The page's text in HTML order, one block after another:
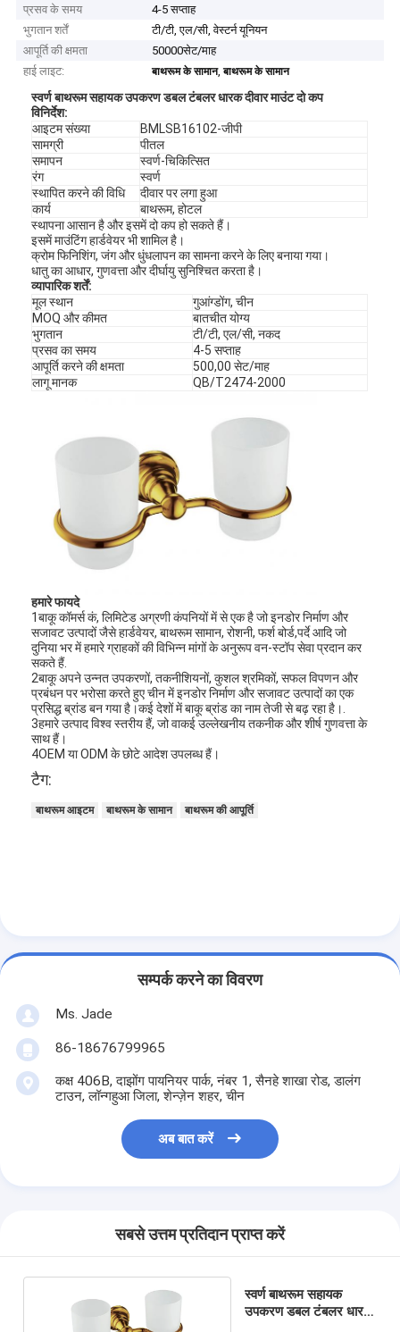
वीडियो
प्रसव के समय
4-5 सप्ताह
भुगतान शर्तें
टी/टी, एल/सी, वेस्टर्न यूनियन
आपूर्ति की क्षमता
50000सेट/माह
हाई लाइट:
बाथरूम के सामान,बाथरूम के सामान
स्वर्ण बाथरूम सहायक उपकरण डबल टंबलर धारक दीवार माउंट दो कप
विनिर्देश:
आइटम संख्या
BMLSB16102-जीपी
सामग्री
पीतल
समापन
स्वर्ण-चिकित्सित
रंग
स्वर्ण
स्थापित करने की विधि
दीवार पर लगा हुआ
कार्य
बाथरूम, होटल
स्थापना आसान है और इसमें दो कप हो सकते हैं।
इसमें माउंटिंग हार्डवेयर भी शामिल है।
क्रोम फिनिशिंग, जंग और धुंधलापन का सामना करने के लिए बनाया गया।
धातु का आधार, गुणवत्ता और दीर्घायु सुनिश्चित करता है।
व्यापारिक शर्तें:
मूल स्थान
गुआंग्डोंग, चीन
MOQ और कीमत
बातचीत योग्य
भुगतान
टी/टी, एल/सी, नकद
प्रसव का समय
4-5 सप्ताह
आपूर्ति करने की क्षमता
500,00 सेट/माह
लागू मानक
QB/T2474-2000
हमारे फायदे
1बाकू कॉमर्स कं, लिमिटेड अग्रणी कंपनियों में से एक है जो इनडोर निर्माण और
सजावट उत्पादों जैसे हार्डवेयर, बाथरूम सामान, रोशनी, फर्श बोर्ड,पर्दे आदि जो
दुनिया भर में हमारे ग्राहकों की विभिन्न मांगों के अनुरूप वन-स्टॉप सेवा प्रदान कर
सकते हैं.
2बाकू अपने उन्नत उपकरणों, तकनीशियनों, कुशल श्रमिकों, सफल विपणन और
प्रबंधन पर भरोसा करते हुए चीन में इनडोर निर्माण और सजावट उत्पादों का एक
प्रसिद्ध ब्रांड बन गया है।कई देशों में बाकू ब्रांड का नाम तेजी से बढ़ रहा है।.
3हमारे उत्पाद विश्व स्तरीय हैं, जो वाकई उल्लेखनीय तकनीक और शीर्ष गुणवत्ता के
साथ हैं।
4OEM या ODM के छोटे आदेश उपलब्ध हैं।
टैग:
बाथरूम आइटम बाथरूम के सामान बाथरूम की आपूर्ति
सम्पर्क करने का विवरण
Ms. Jade
86-18676799965
कक्ष 406B, दाझोंग पायनियर पार्क, नंबर 1, सैनहे शाखा रोड, डालंग
टाउन, लॉन्गहुआ जिला, शेन्ज़ेन शहर, चीन
अब बात करें
सबसे उत्तम प्रतिदान प्राप्त करें
स्वर्ण बाथरूम सहायक
उपकरण डबल टंबलर धारक